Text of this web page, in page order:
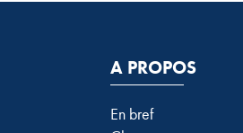
A PROPOS
En bref